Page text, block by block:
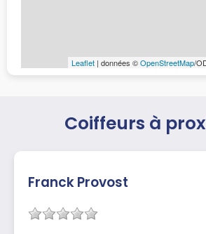
Leaflet | données ©OpenStreetMap/
Coiffeurs à
Franck Provost